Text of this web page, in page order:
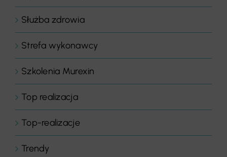
Służba zdrowia
Strefa wykonawcy
Szkolenia Murexin
Top realizacja
Top-realizacje
Trendy